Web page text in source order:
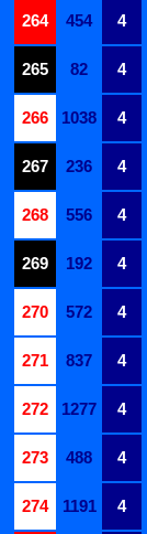
264
454 4
265
82 4
266
1038 4
267
236 4
268
556 4
269
192 4
270
572 4
271
837 4
272
1277 4
273
488 4
274
1191 4